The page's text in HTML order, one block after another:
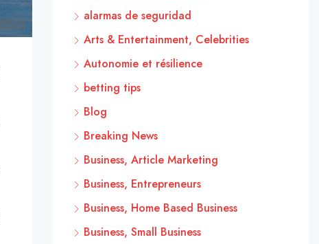
alarmas de seguridad
Arts & Entertainment, Celebrities
Autonomie et résilience
betting tips
Blog
Breaking News
Business, Article Marketing
Business, Entrepreneurs
Business, Home Based Business
Business, Small Business